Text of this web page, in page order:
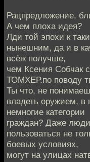
Рацпредложение,
А чем плоха идея?
Лди той эпохи к
нынешним, да и в
всёж получше,
чем Ксения Собчак
ТОМХЕР.по поводу
Ты что, не
владеть оружием, в
немногие категории
граждан? Даже
пользоваться не
боевых условиях,
могут на улицах